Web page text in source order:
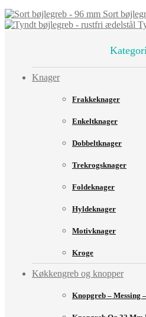
Sort
Knager
Frakkeknager
Enkeltknager
Dobbeltknager
Trekrogsknager
Foldeknager
Hyldeknager
Motivknager
Kroge
Køkkengreb og knopper
Knopgreb – Messing